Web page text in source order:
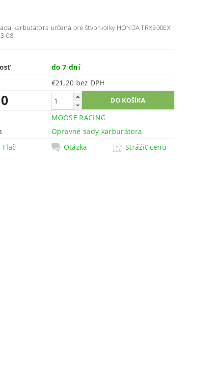
karbutátora určená pre štvorkolky HONDA TRX300EX
08
do 7 dní
€21,20 bez DPH
MOOSE RACING
Opravné sady karburátora
Tlač
Otázka Strážiť cenu